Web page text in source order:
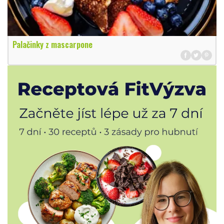
Palačinky z mascarpone